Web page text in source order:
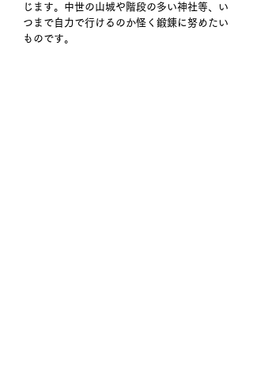
じます。中世の山城や階段の多い神社等、い
つまで自力で行けるのか怪く鍛錬に努めたい
ものです。